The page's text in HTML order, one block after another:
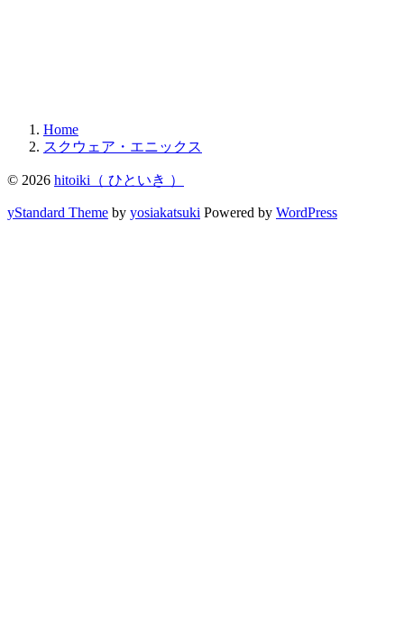
Home
スクウェア・エニックス
© 2026 hitoiki（ ひといき ）
yStandard Theme by yosiakatsuki Powered by WordPress